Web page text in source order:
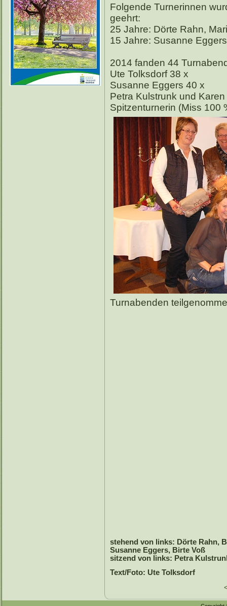
Folgende Turnerinnen
geehrt:
25 Jahre: Dörte Rahn,
15 Jahre: Susanne Eggers
2014 fanden 44
Ute Tolksdorf 38 x
Susanne Eggers 40 x
Petra Kulstrunk und
Spitzenturnerin (Miss 100
Turnabenden
stehend von links: Dörte Rahn,
Susanne Eggers, Birte Voß
sitzend von links: Petra
Text/Foto: Ute Tolksdorf